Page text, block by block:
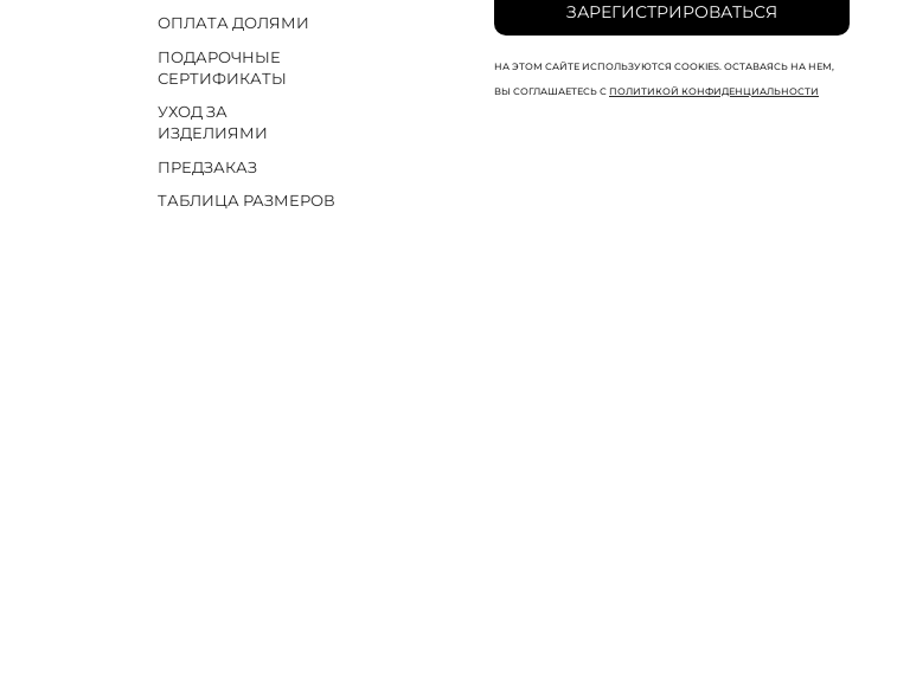
ОПЛАТА ДОЛЯМИ
ПОДАРОЧНЫЕ
СЕРТИФИКАТЫ
УХОД ЗА
ИЗДЕЛИЯМИ
ПРЕДЗАКАЗ
ТАБЛИЦА РАЗМЕРОВ
ЗАРЕГИСТРИРОВАТЬСЯ
НА ЭТОМ САЙТЕ ИСПОЛЬЗУЮТСЯ COOKIES. ОСТАВАЯСЬ НА НЕМ,
ВЫ СОГЛАШАЕТЕСЬ С ПОЛИТИКОЙ КОНФИДЕНЦИАЛЬНОСТИ